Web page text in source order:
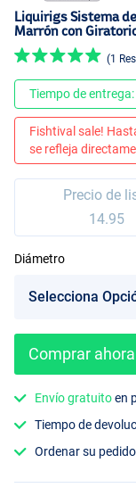
Liquirigs Sistema
Marrón con
(1
Tiempo de
Fishtival sale!
se refleja
Precio de
14.95
Diámetro
Comprar ahora
Envío gratuitoen
Tiempo de
Ordenar su